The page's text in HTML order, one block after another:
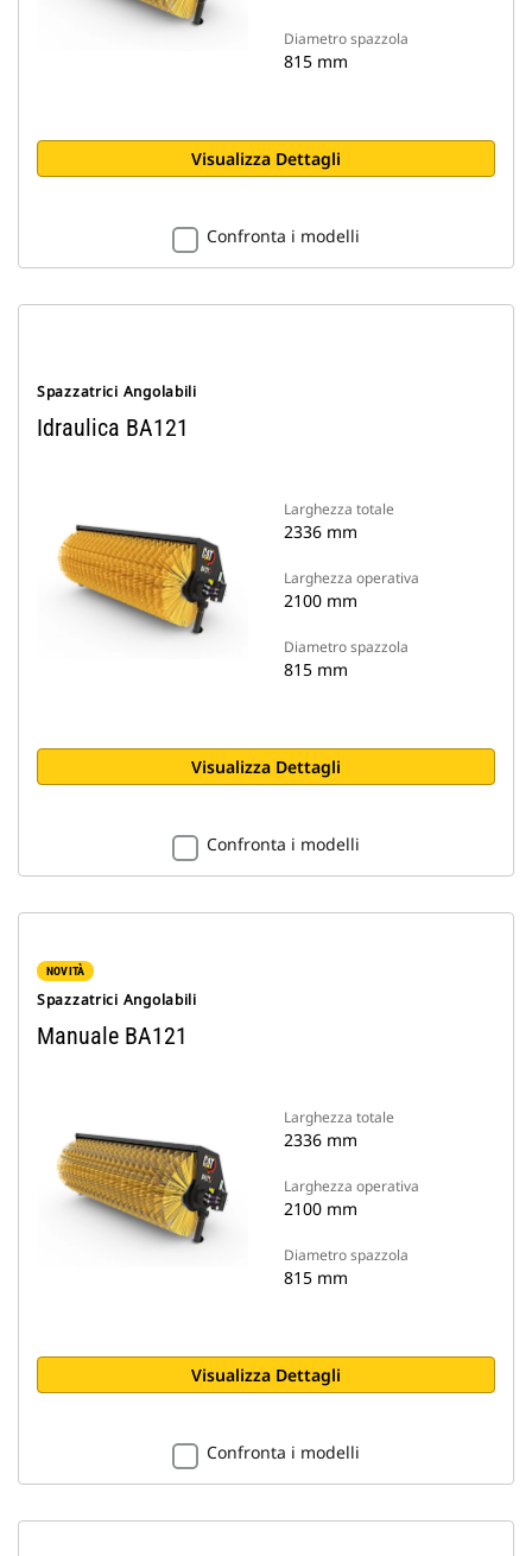
Diametro spazzola
815 mm
Visualizza Dettagli
Confronta i modelli
Spazzatrici Angolabili
Idraulica BA121
Larghezza totale
2336 mm
Larghezza operativa
2100 mm
Diametro spazzola
815 mm
Visualizza Dettagli
Confronta i modelli
NOVITÀ
Spazzatrici Angolabili
Manuale BA121
Larghezza totale
2336 mm
Larghezza operativa
2100 mm
Diametro spazzola
815 mm
Visualizza Dettagli
Confronta i modelli